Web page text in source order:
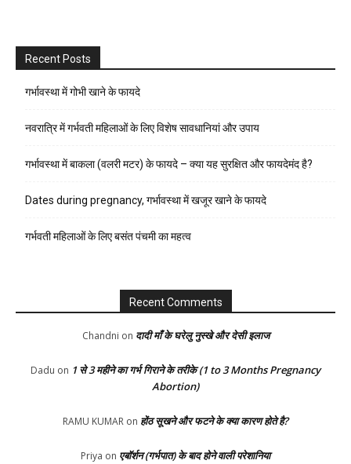
Recent Posts
गर्भावस्था में गोभी खाने के फायदे
नवरात्रि में गर्भवती महिलाओं के लिए विशेष सावधानियां और उपाय
गर्भावस्था में बाकला (वलरी मटर) के फायदे – क्या यह सुरक्षित और फायदेमंद है?
Dates during pregnancy, गर्भावस्था में खजूर खाने के फायदे
गर्भवती महिलाओं के लिए बसंत पंचमी का महत्व
Recent Comments
Chandni on दादी माँ के घरेलु नुस्खे और देसी इलाज
Dadu on 1 से 3 महीने का गर्भ गिराने के तरीके (1 to 3 Months Pregnancy
Abortion)
RAMU KUMAR on होंठ सूखने और फटने के क्या कारण होते है?
Priya on एबॉर्शन (गर्भपात) के बाद होने वाली परेशानिया